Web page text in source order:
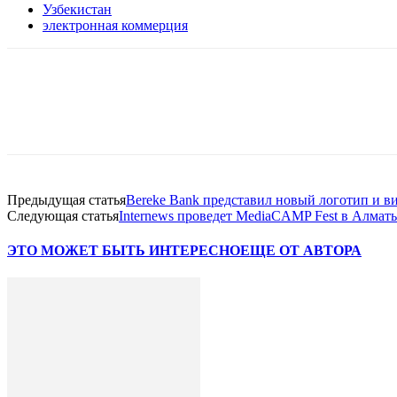
Узбекистан
электронная коммерция
Предыдущая статьяBereke Bank представил новый логотип и
Следующая статьяInternews проведет MediaCAMP Fest в
ЭТО МОЖЕТ БЫТЬ ИНТЕРЕСНОЕЩЕ ОТ АВТОРА